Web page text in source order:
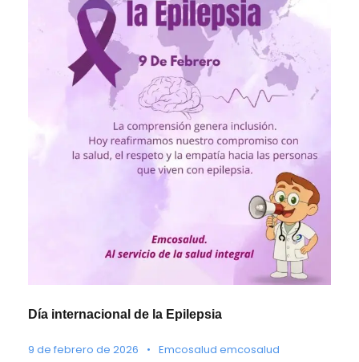
Día internacional de la Epilepsia
9 de febrero de 2026 • Emcosalud emcosalud